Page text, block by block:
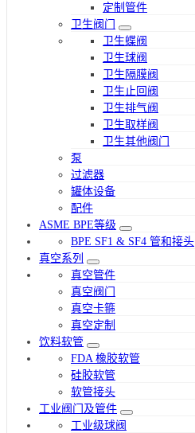
定制管件
卫生阀门
卫生蝶阀
卫生球阀
卫生隔膜阀
卫生止回阀
卫生排气阀
卫生取样阀
卫生其他阀门
泵
过滤器
罐体设备
配件
ASME BPE等级
BPE SF1 & SF4 管和接头
真空系列
真空管件
真空阀门
真空卡箍
真空定制
饮料软管
FDA 橡胶软管
硅胶软管
软管接头
工业阀门及管件
工业级球阀